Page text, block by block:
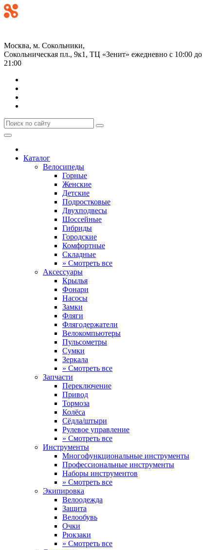
Москва, м. Сокольники,
Сокольническая пл., 9к1, ТЦ «Зенит» ежедневно с 10:00 до
21:00
Каталог
Велосипеды
Горные
Женские
Детские
Подростковые
Двухподвесы
Шоссейные
Гибриды
Городские
Комфортные
Складные
» Смотреть все
Аксессуары
Крылья
Фонари
Насосы
Замки
Фляги
Флягодержатели
Велокомпьютеры
Пульсометры
Сумки
Зеркала
» Смотреть все
Запчасти
Переключение
Привод
Тормоза
Колёса
Сёдла/штыри
Рулевое управление
» Смотреть все
Инструменты
Многофункциональные инструменты
Профессиональные инструменты
Наборы инструментов
» Смотреть все
Экипировка
Велоодежда
Защита
Велообувь
Очки
Рюкзаки
» Смотреть все